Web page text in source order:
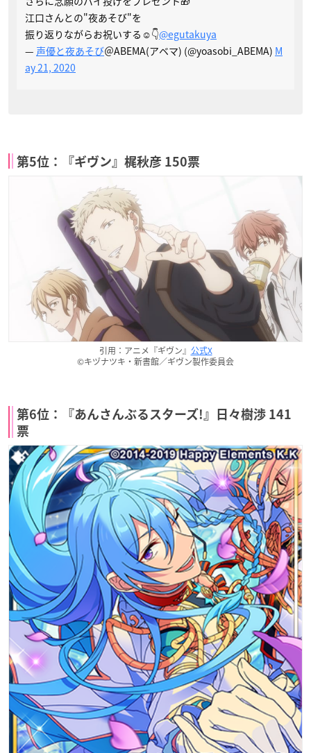
江口さんとの"夜あそび"を
振り返りながらお祝いする☺️👇@egutakuya
— 声優と夜あそび＠ABEMA(アベマ) (@yoasobi_ABEMA) M
ay 21, 2020
第5位：『ギヴン』梶秋彦 150票
引用：アニメ『ギヴン』 公式X
©キヅナツキ・新書館／ギヴン製作委員会
第6位：『あんさんぶるスターズ!』日々樹渉 141
票